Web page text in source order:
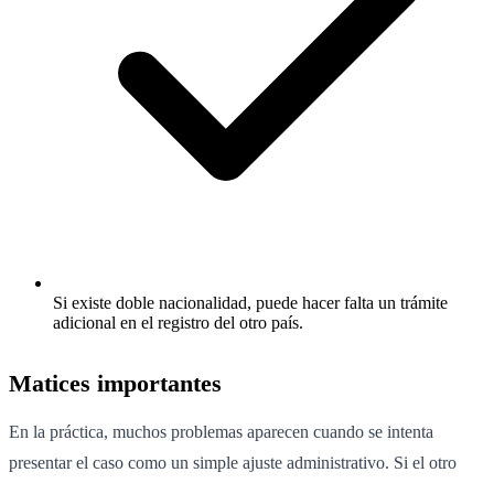
Si existe doble nacionalidad, puede hacer falta un trámite
adicional en el registro del otro país.
Matices importantes
En la práctica, muchos problemas aparecen cuando se intenta
presentar el caso como un simple ajuste administrativo. Si el otro